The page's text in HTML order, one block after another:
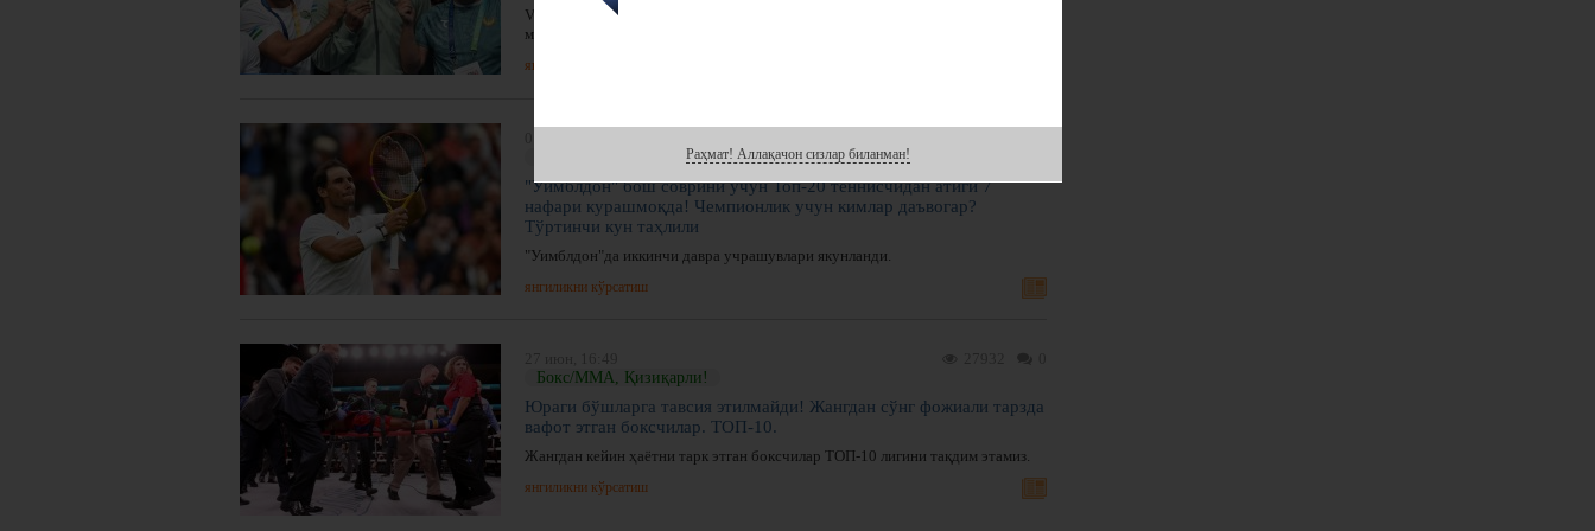
V Ислом бирдамлиги ўйинлари ғолиблари 5 минг АҚШ долларигача
мукофотланади.
янгиликни кўрсатиш
"Уимблдон" бош соврини учун Топ-20 теннисчидан атиги 7
нафари курашмоқда! Чемпионлик учун кимлар даъвогар?
Тўртинчи кун таҳлили
"Уимблдон"да иккинчи давра учрашувлари якунланди.
янгиликни кўрсатиш
Бокс/ММА, Қизиқарли!
Юраги бўшларга тавсия этилмайди! Жангдан сўнг фожиали тарзда
вафот этган боксчилар. ТОП-10.
Жангдан кейин ҳаётни тарк этган боксчилар ТОП-10 лигини тақдим этамиз.
янгиликни кўрсатиш
Раҳмат! Аллақачон сизлар биланман!